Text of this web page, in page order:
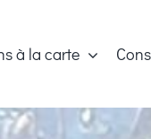
à la carte